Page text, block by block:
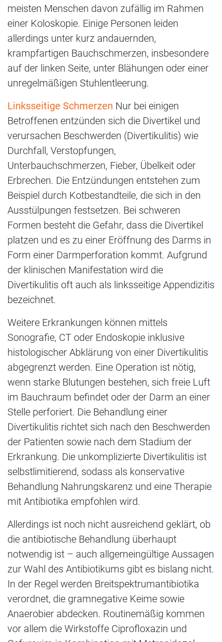
meisten Menschen davon zufällig im Rahmen
einer Koloskopie. Einige Personen leiden
allerdings unter kurz andauernden,
krampfartigen Bauchschmerzen, insbesondere
auf der linken Seite, unter Blähungen oder einer
unregelmäßigen Stuhlentleerung.
Linksseitige Schmerzen Nur bei einigen
Betroffenen entzünden sich die Divertikel und
verursachen Beschwerden (Divertikulitis) wie
Durchfall, Verstopfungen,
Unterbauchschmerzen, Fieber, Übelkeit oder
Erbrechen. Die Entzündungen entstehen zum
Beispiel durch Kotbestandteile, die sich in den
Ausstülpungen festsetzen. Bei schweren
Formen besteht die Gefahr, dass die Divertikel
platzen und es zu einer Eröffnung des Darms in
Form einer Darmperforation kommt. Aufgrund
der klinischen Manifestation wird die
Divertikulitis oft auch als linksseitige Appendizitis
bezeichnet.
Weitere Erkrankungen können mittels
Sonografie, CT oder Endoskopie inklusive
histologischer Abklärung von einer Divertikulitis
abgegrenzt werden. Eine Operation ist nötig,
wenn starke Blutungen bestehen, sich freie Luft
im Bauchraum befindet oder der Darm an einer
Stelle perforiert. Die Behandlung einer
Divertikulitis richtet sich nach den Beschwerden
der Patienten sowie nach dem Stadium der
Erkrankung. Die unkomplizierte Divertikulitis ist
selbstlimitierend, sodass als konservative
Behandlung Nahrungskarenz und eine Therapie
mit Antibiotika empfohlen wird.
Allerdings ist noch nicht ausreichend geklärt, ob
die antibiotische Behandlung überhaupt
notwendig ist – auch allgemeingültige Aussagen
zur Wahl des Antibiotikums gibt es bislang nicht.
In der Regel werden Breitspektrumantibiotika
verordnet, die gramnegative Keime sowie
Anaerobier abdecken. Routinemäßig kommen
vor allem die Wirkstoffe Ciprofloxazin und